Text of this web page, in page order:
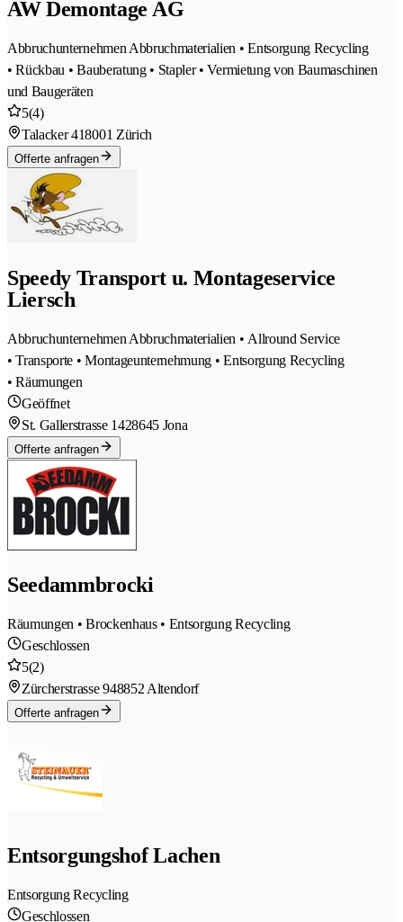
AW Demontage AG
Abbruchunternehmen Abbruchmaterialien • Entsorgung Recycling
• Rückbau • Bauberatung • Stapler • Vermietung von Baumaschinen
und Baugeräten
5(4)
Talacker 418001 Zürich
Offerte anfragen
Speedy Transport u. Montageservice
Liersch
Abbruchunternehmen Abbruchmaterialien • Allround Service
• Transporte • Montageunternehmung • Entsorgung Recycling
• Räumungen
Geöffnet
St. Gallerstrasse 1428645 Jona
Offerte anfragen
Seedammbrocki
Räumungen • Brockenhaus • Entsorgung Recycling
Geschlossen
5(2)
Zürcherstrasse 948852 Altendorf
Offerte anfragen
Entsorgungshof Lachen
Entsorgung Recycling
Geschlossen